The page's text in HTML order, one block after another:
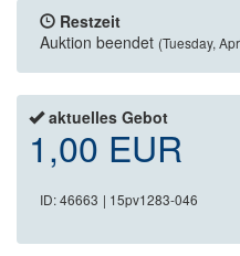
Restzeit
Auktion beendet (Tuesday,
aktuelles Gebot
1,00 EUR
ID: 46663 | 15pv1283-046